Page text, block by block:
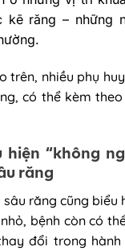
kẽ răng – những
trên, nhiều phụ
có thể kèm
hiện “không
răng
răng cũng biểu
bệnh còn có
đổi trong